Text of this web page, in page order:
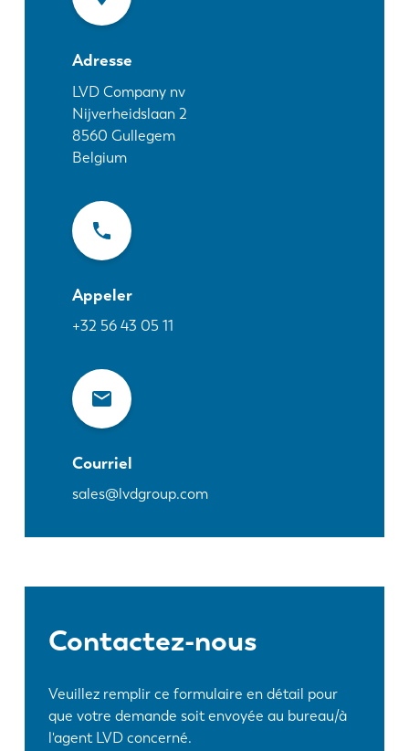
Adresse
LVD Company nv
Nijverheidslaan 2
8560 Gullegem
Belgium
Appeler
+32 56 43 05 11
Courriel
sales@lvdgroup.com
Contactez-nous
Veuillez remplir ce formulaire en détail pour
que votre demande soit envoyée au bureau/à
l'agent LVD concerné.
Découvrez LVD
Témoignages
Événements
Centre des ressources
Secteurs et solutions
Contactez nous